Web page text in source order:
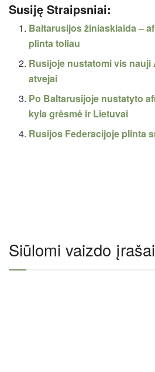
Susiję Straipsniai:
Baltarusijos žiniasklaida –
plinta toliau
Rusijoje nustatomi vis
atvejai
Po Baltarusijoje nustatyto
kyla grėsmė ir Lietuvai
Rusijos Federacijoje plinta
Siūlomi vaizdo